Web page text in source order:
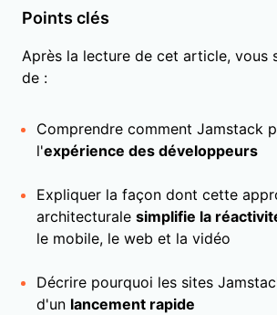
Points clés
Après la lecture de cet article, vous
de :
Comprendre comment Jamstack
l'expérience des développeurs
Expliquer la façon dont cette
architecturale simplifie la
le mobile, le web et la vidéo
Décrire pourquoi les sites
d'un lancement rapide